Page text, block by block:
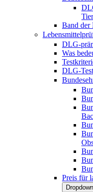
Band der
DLG-
Was
DLG-
Preis für